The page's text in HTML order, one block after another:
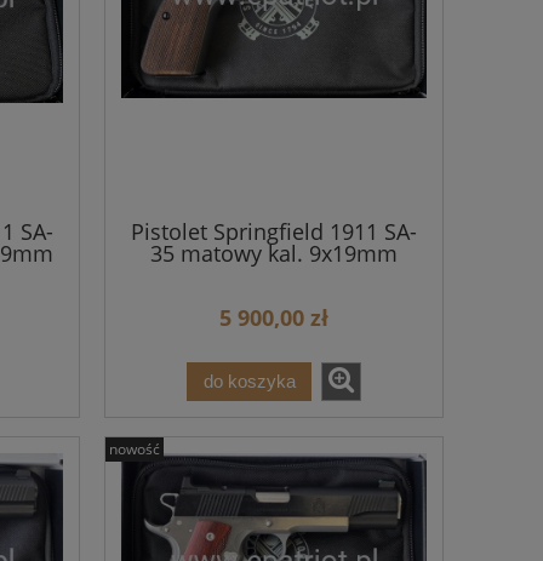
SA- Pistolet Springfield 1911 SA-
35 matowy kal. 9x19mm
5 900,00 zł
do koszyka
nowość